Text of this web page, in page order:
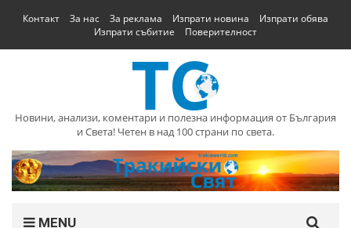
Контакт За нас За реклама Изпрати новина
Изпрати обява
Изпрати събитие
Поверителност
Новини, анализи, коментари и полезна информация от България
и Света! Четен в над 100 страни по света.
MENU